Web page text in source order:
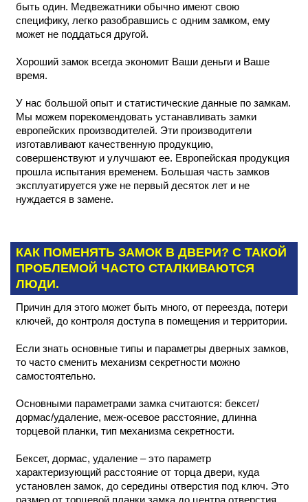
быть один. Медвежатники обычно имеют свою
специфику, легко разобравшись с одним замком, ему
может не поддаться другой.
Хороший замок всегда экономит Ваши деньги и Ваше
время.
У нас большой опыт и статистические данные по замкам.
Мы можем порекомендовать устанавливать замки
европейских производителей. Эти производители
изготавливают качественную продукцию,
совершенствуют и улучшают ее. Европейская продукция
прошла испытания временем. Большая часть замков
эксплуатируется уже не первый десяток лет и не
нуждается в замене.
КАК ПОМЕНЯТЬ ЗАМОК В ДВЕРИ? С ТАКОЙ
ПРОБЛЕМОЙ ЧАСТО СТАЛКИВАЮТСЯ
ЛЮДИ.
Причин для этого может быть много, от переезда, потери
ключей, до контроля доступа в помещения и территории.
Если знать основные типы и параметры дверных замков,
то часто сменить механизм секретности можно
самостоятельно.
Основными параметрами замка считаются: бексет/
дормас/удаление, меж-осевое расстояние, длинна
торцевой планки, тип механизма секретности.
Бексет, дормас, удаление – это параметр
характеризующий расстояние от торца двери, куда
установлен замок, до середины отверстия под ключ. Это
размер от торцевой планки замка до центра отверстия